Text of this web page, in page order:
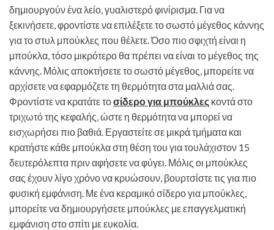
δημιουργούν ένα λείο, γυαλιστερό φινίρισμα. Για να
ξεκινήσετε, φροντίστε να επιλέξετε το σωστό μέγεθος κάννης
για το στυλ μπούκλες που θέλετε. Όσο πιο σφιχτή είναι η
μπούκλα, τόσο μικρότερο θα πρέπει να είναι το μέγεθος της
κάννης. Μόλις αποκτήσετε το σωστό μέγεθος, μπορείτε να
αρχίσετε να εφαρμόζετε τη θερμότητα στα μαλλιά σας.
Φροντίστε να κρατάτε τοσίδερο για μπούκλες κοντά στο
τριχωτό της κεφαλής, ώστε η θερμότητα να μπορεί να
εισχωρήσει πιο βαθιά. Εργαστείτε σε μικρά τμήματα και
κρατήστε κάθε μπούκλα στη θέση του για τουλάχιστον 15
δευτερόλεπτα πριν αφήσετε να φύγει. Μόλις οι μπούκλες
σας έχουν λίγο χρόνο να κρυώσουν, βουρτσίστε τις για πιο
φυσική εμφάνιση. Με ένα κεραμικό σίδερο για μπούκλες,
μπορείτε να δημιουργήσετε μπούκλες με επαγγελματική
εμφάνιση στο σπίτι με ευκολία.